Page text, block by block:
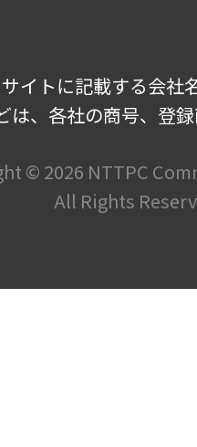
イトに記載する会社
は、各社の商号、登
© 2026 NTTPC
All Rights